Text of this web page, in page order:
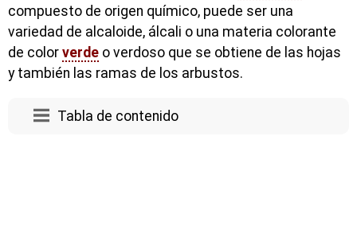
compuesto de origen químico, puede ser una
variedad de alcaloide, álcali o una materia colorante
de color verde o verdoso que se obtiene de las hojas
y también las ramas de los arbustos.
Tabla de contenido